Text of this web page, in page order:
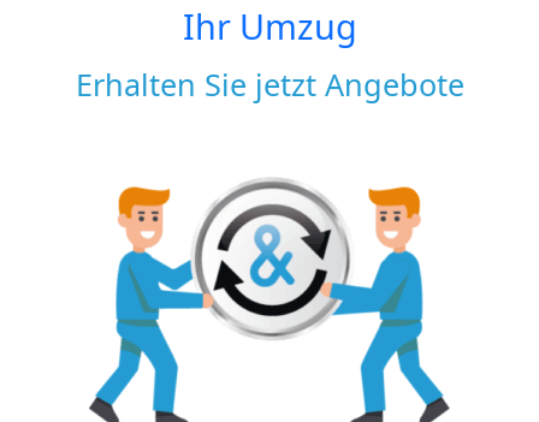
Ihr Umzug
Erhalten Sie jetzt Angebote